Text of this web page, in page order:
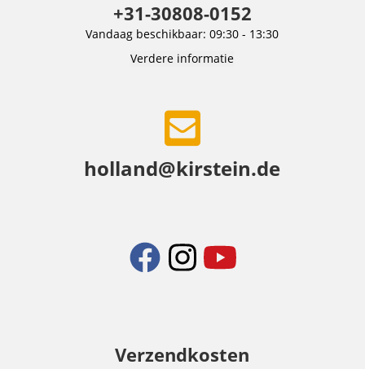
+31-30808-0152
Vandaag beschikbaar: 09:30 - 13:30
Verdere informatie
holland@kirstein.de
Verzendkosten